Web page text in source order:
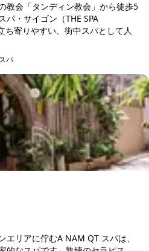
教会「タンディン教会」から徒歩5
パ・サイゴン（THE SPA
ち寄りやすい、街中スパとして人
パ予約可能
リアに佇むA NAM QT スパは、